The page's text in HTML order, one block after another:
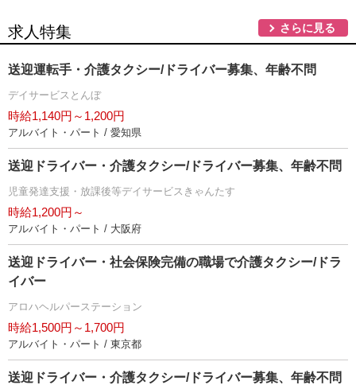
求人特集 さらに見る
送迎運転手・介護タクシー/ドライバー募集、年齢不問
デイサービスとんぼ
時給1,140円～1,200円
アルバイト・パート / 愛知県
送迎ドライバー・介護タクシー/ドライバー募集、年齢不問
児童発達支援・放課後等デイサービスきゃんたす
時給1,200円～
アルバイト・パート / 大阪府
送迎ドライバー・社会保険完備の職場で介護タクシー/ドラ
イバー
アロハヘルパーステーション
時給1,500円～1,700円
アルバイト・パート / 東京都
送迎ドライバー・介護タクシー/ドライバー募集、年齢不問